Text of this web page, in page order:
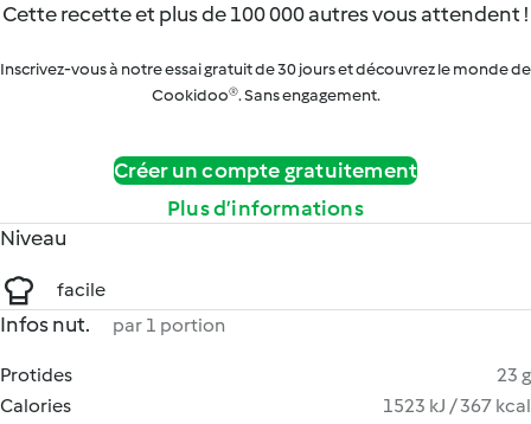
Cette recette et plus de 100 000 autres vous attendent !
Inscrivez-vous à notre essai gratuit de 30 jours et découvrez le monde de
Cookidoo®. Sans engagement.
Créer un compte gratuitement
Plus d’informations
Niveau
facile
Infos nut. par 1 portion
Protides
23 g
Calories
1523 kJ / 367 kcal